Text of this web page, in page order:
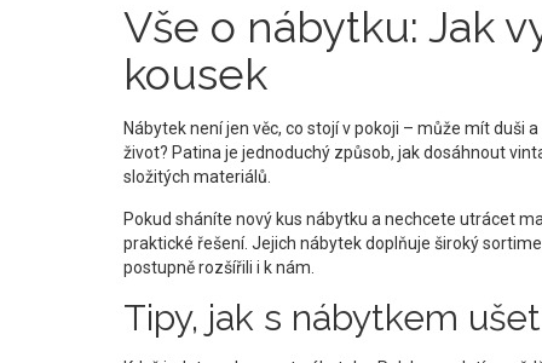
Vše o nábytku: Jak
kousek
Nábytek není jen věc, co stojí v pokoji – může mít duši
život? Patina je jednoduchý způsob, jak dosáhnout
složitých materiálů.
Pokud sháníte nový kus nábytku a nechcete utrácet
praktické řešení. Jejich nábytek doplňuje široký
postupně rozšířili i k nám.
Tipy, jak s nábytkem